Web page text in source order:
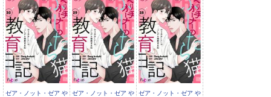
ゼア・ノット・ゼア や
ゼア・ノット・ゼア や
ゼア・ノット・ゼア や